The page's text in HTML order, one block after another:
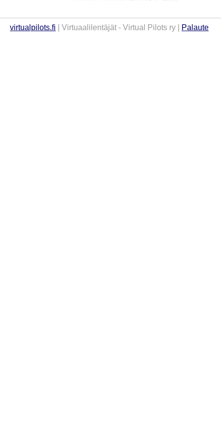
virtualpilots.fi | Virtuaalilentäjät - Virtual Pilots ry | Palaute